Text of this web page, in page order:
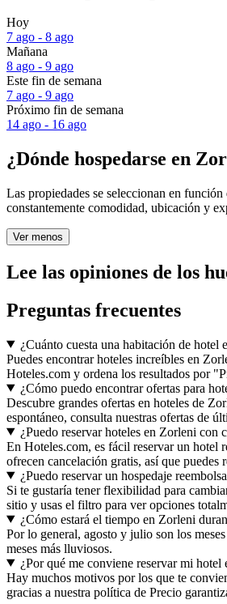
Hoy
7 ago - 8 ago
Mañana
8 ago - 9 ago
Este fin de semana
7 ago - 9 ago
Próximo fin de semana
14 ago - 16 ago
¿Dónde hospedarse en
Las propiedades se seleccionan en
constantemente comodidad, ubicación y
Ver menos
Lee las opiniones de los
Preguntas frecuentes
¿Cuánto cuesta una habitación de hotel
Puedes encontrar hoteles increíbles en
Hoteles.com y ordena los resultados por
¿Cómo puedo encontrar ofertas para
Descubre grandes ofertas en hoteles de
espontáneo, consulta nuestras ofertas de
¿Puedo reservar hoteles en Zorleni con
En Hoteles.com, es fácil reservar un hotel
ofrecen cancelación gratis, así que puedes
¿Puedo reservar un hospedaje
Si te gustaría tener flexibilidad para
sitio y usas el filtro para ver opciones
¿Cómo estará el tiempo en Zorleni
Por lo general, agosto y julio son los
meses más lluviosos.
¿Por qué me conviene reservar mi
Hay muchos motivos por los que te
gracias a nuestra política de Precio